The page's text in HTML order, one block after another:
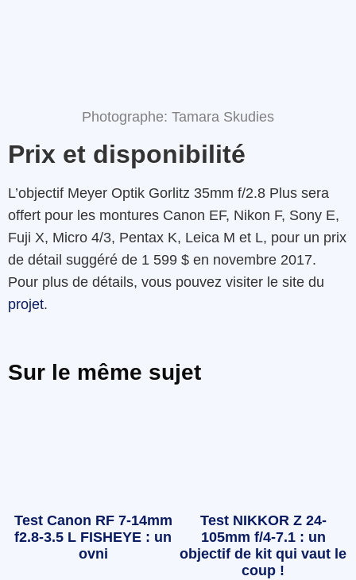
Photographe: Tamara Skudies
Prix et disponibilité
L’objectif Meyer Optik Gorlitz 35mm f/2.8 Plus sera
offert pour les montures Canon EF, Nikon F, Sony E,
Fuji X, Micro 4/3, Pentax K, Leica M et L, pour un prix
de détail suggéré de 1 599 $ en novembre 2017.
Pour plus de détails, vous pouvez visiter le site du
projet.
Sur le même sujet
Test Canon RF 7-14mm
f2.8-3.5 L FISHEYE : un
ovni
Test NIKKOR Z 24-
105mm f/4-7.1 : un
objectif de kit qui vaut le
coup !